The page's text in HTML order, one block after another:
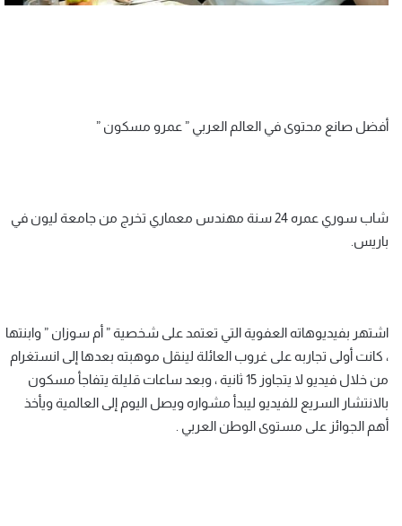
أفضل صانع محتوى في العالم العربي ” عمرو مسكون ”
شاب سوري عمره 24 سنة مهندس معماري تخرج من جامعة ليون في
باريس.
اشتهر بفيديوهاته العفوية التي تعتمد على شخصية ” أم سوزان ” وابنتها
، كانت أولى تجاربه على غروب العائلة لينقل موهبته بعدها إلى انستغرام
من خلال فيديو لا يتجاوز 15 ثانية ، وبعد ساعات قليلة يتفاجأ مسكون
بالانتشار السريع للفيديو ليبدأ مشواره ويصل اليوم إلى العالمية ويأخذ
أهم الجوائز على مستوى الوطن العربي .